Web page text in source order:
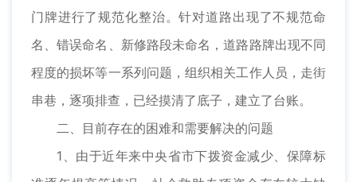
门牌进行了规范化整治。针对道路出现了不规范命
名、错误命名、新修路段未命名，道路路牌出现不同
程度的损坏等一系列问题，组织相关工作人员，走街
串巷，逐项排查，已经摸清了底子，建立了台账。
二、目前存在的困难和需要解决的问题
1、由于近年来中央省市下拨资金减少、保障标